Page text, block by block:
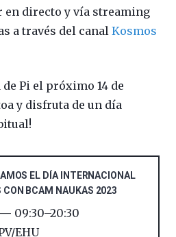
en directo y vía streaming
a través del canal Kosmos
de Pi el próximo 14 de
y disfruta de un día
EL DÍA INTERNACIONAL
BCAM NAUKAS 2023
09:30–20:30
EHU